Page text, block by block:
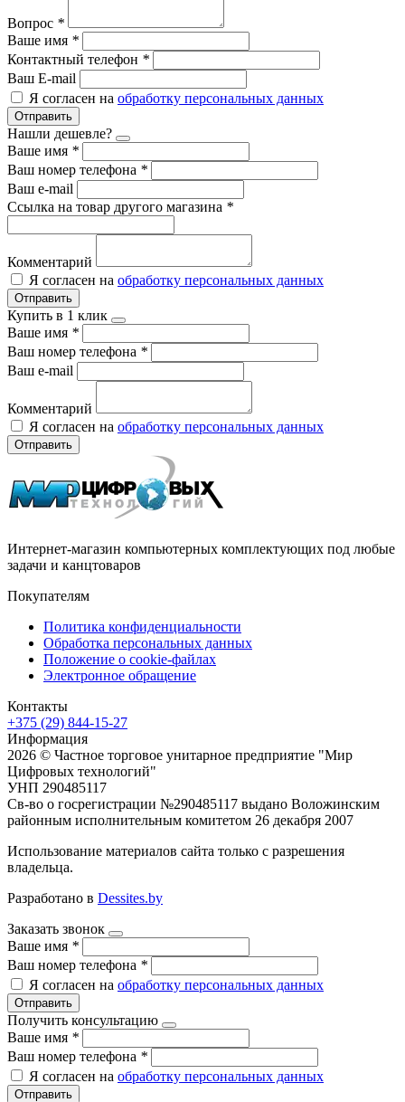
Вопрос *
Ваше имя *
Контактный телефон *
Ваш E-mail
Я согласен на обработку персональных данных
Отправить
Нашли дешевле?
Ваше имя *
Ваш номер телефона *
Ваш e-mail
Ссылка на товар другого магазина *
Комментарий
Я согласен на обработку персональных данных
Отправить
Купить в 1 клик
Ваше имя *
Ваш номер телефона *
Ваш e-mail
Комментарий
Я согласен на обработку персональных данных
Отправить
Интернет-магазин компьютерных комплектующих под любые
задачи и канцтоваров
Покупателям
Политика конфиденциальности
Обработка персональных данных
Положение о cookie-файлах
Электронное обращение
Контакты
+375 (29) 844-15-27
Информация
2026 © Частное торговое унитарное предприятие "Мир
Цифровых технологий"
УНП 290485117
Св-во о госрегистрации №290485117 выдано Воложинским
районным исполнительным комитетом 26 декабря 2007
Использование материалов сайта только с разрешения
владельца.
Разработано в Dessites.by
Заказать звонок
Ваше имя *
Ваш номер телефона *
Я согласен на обработку персональных данных
Отправить
Получить консультацию
Ваше имя *
Ваш номер телефона *
Я согласен на обработку персональных данных
Отправить